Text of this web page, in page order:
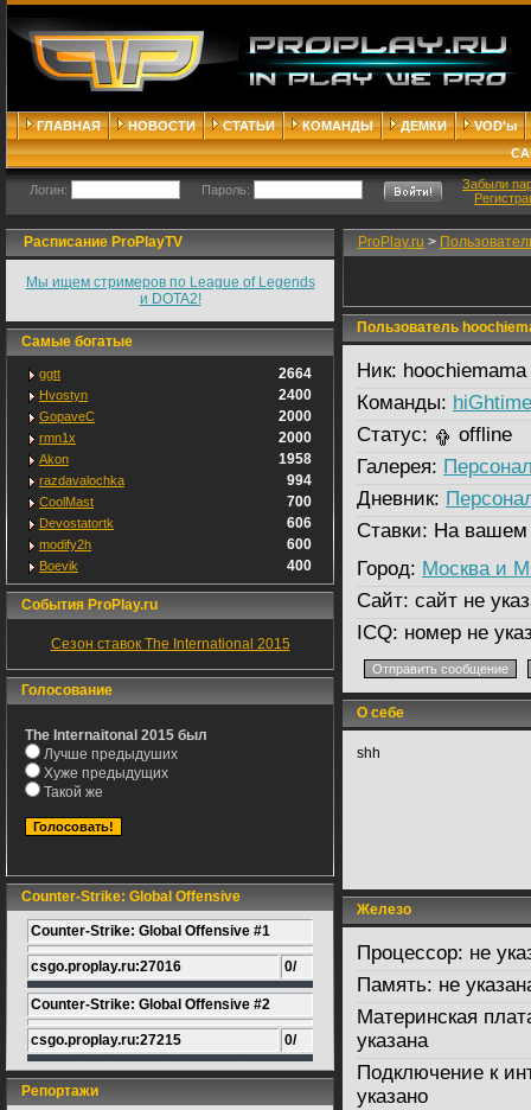
ГЛАВНАЯ НОВОСТИ СТАТЬИ КОМАНДЫ ДЕМКИ
VOD'ы
Логин: Пароль:
Забыли
Расписание ProPlayTV
Мы ищем стримеров по League of Legends
и DOTA2!
Самые богатые
ggtt 2664
Hvostyn 2400
GopaveC 2000
rmn1x 2000
Akon 1958
razdavalochka 994
CoolMast 700
Devostatortk 606
modify2h 600
Boevik 400
События ProPlay.ru
Сезон ставок The International 2015
Голосование
The Internaitonal 2015 был
Лучше предыдуших
Хуже предыдущих
Такой же
Counter-Strike: Global Offensive
Counter-Strike: Global Offensive #1
csgo.proplay.ru:27016 0/
Counter-Strike: Global Offensive #2
csgo.proplay.ru:27215 0/
Репортажи
ProPlay.ru >
Пользователь
Ник: hoochiemama
Команды: hiGhtime
Статус:
offline
Галерея:
Дневник:
Ставки: На вашем
Город: Москва и
Сайт: сайт не
ICQ: номер не
О себе
shh
Железо
Процессор: не
Память: не
Материнская
указана
Подключение к
указано